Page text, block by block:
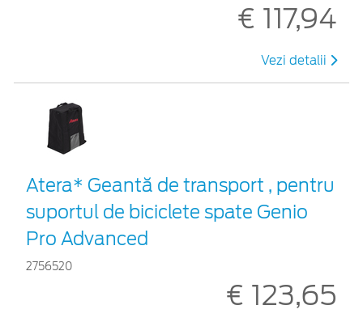
€ 117,94
Vezi detalii
Atera* Geantă de transport , pentru
suportul de biciclete spate Genio
Pro Advanced
2756520
€ 123,65